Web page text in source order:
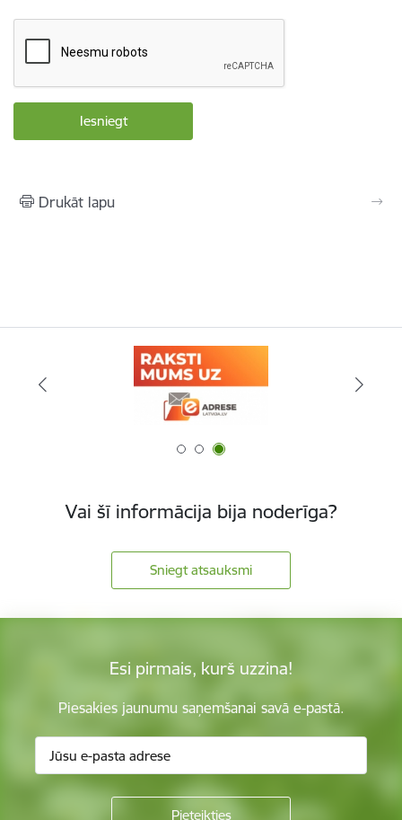
Drukāt lapu
Vai šī informācija bija noderīga?
Sniegt atsauksmi
Esi pirmais, kurš uzzina!
Piesakies jaunumu saņemšanai savā e-pastā.